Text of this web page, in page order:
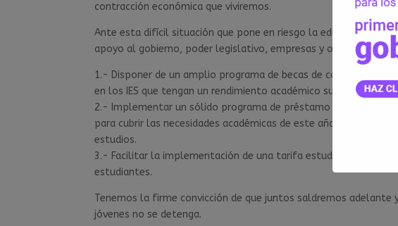
contracción económica que viviremos.
Ante esta difícil situación que pone en riesgo la educación y el
apoyo al gobierno, poder legislativo, empresas y organismos
1.- Disponer de un amplio programa de becas de comunidad
en los IES que tengan un rendimiento académico superior.
2.- Implementar un sólido programa de préstamo estudiantil
para cubrir las necesidades académicas de este año, y que
estudios.
3.- Facilitar la implementación de una tarifa estudiantil de
estudiantes.
Tenemos la firme convicción de que juntos saldremos
jóvenes no se detenga.